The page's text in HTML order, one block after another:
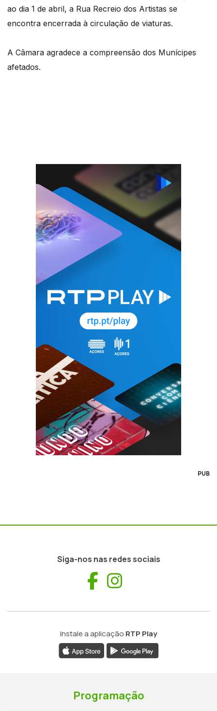
ao dia 1 de abril, a Rua Recreio dos Artistas se
encontra encerrada à circulação de viaturas.
A Câmara agradece a compreensão dos Munícipes
afetados.
PUB
Siga-nos nas redes sociais
Facebook
Instale a aplicação RTP Play
Programação